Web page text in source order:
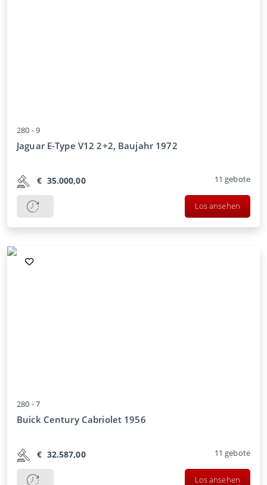
280 -9
Jaguar E-Type V12 2+2, Baujahr 1972
€ 35.000,00 11 gebote
Los ansehen
280 -7
Buick Century Cabriolet 1956
€ 32.587,00 11 gebote
Los ansehen